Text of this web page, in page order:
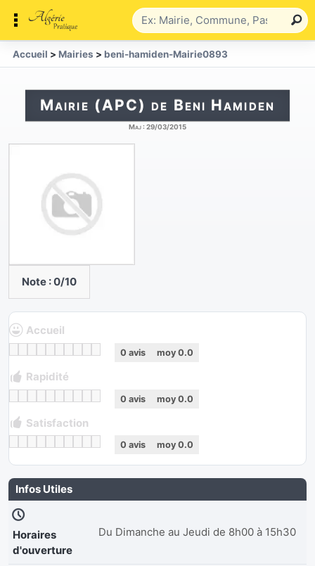
Accueil > Mairies > beni-hamiden-Mairie0893
Mairie (APC) de Beni Hamiden
Maj : 29/03/2015
Note :0/10
Accueil
0 avis moy 0.0
Rapidité
0 avis moy 0.0
Satisfaction
0 avis moy 0.0
Infos Utiles
Horaires
d'ouverture
Du Dimanche au Jeudi de 8h00 à 15h30